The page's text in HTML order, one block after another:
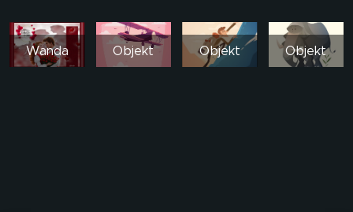
Wanda Objekt Objekt Objekt